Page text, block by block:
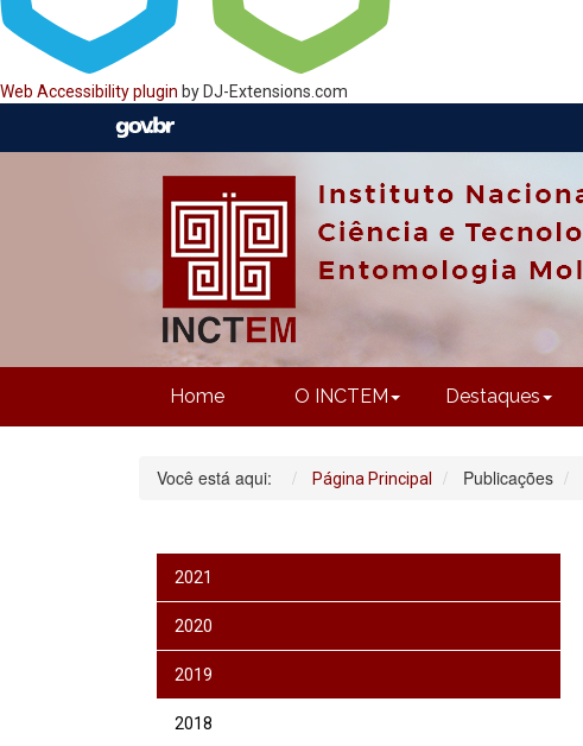
Web Accessibility plugin by DJ-Extensions.com
Home O INCTEM Destaques
Você está aqui: Página Principal Publicações
2021
2020
2019
2018